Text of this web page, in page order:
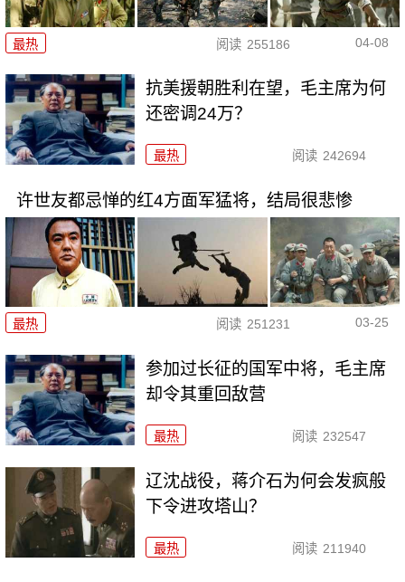
最热 阅读 255186 04-08
抗美援朝胜利在望，毛主席为何
还密调24万？
最热 阅读 242694
许世友都忌惮的红4方面军猛将，结局很悲惨
最热 阅读 251231 03-25
参加过长征的国军中将，毛主席
却令其重回敌营
最热 阅读 232547
辽沈战役，蒋介石为何会发疯般
下令进攻塔山？
最热 阅读 211940